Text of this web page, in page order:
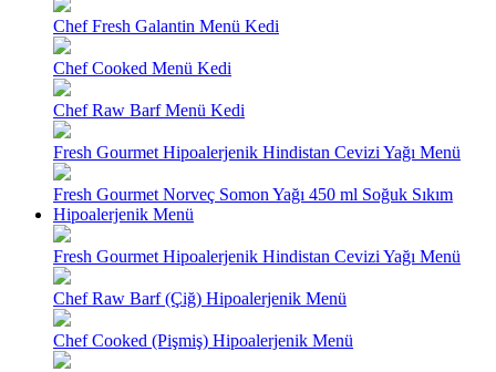
Chef Fresh Galantin Menü Kedi
Chef Cooked Menü Kedi
Chef Raw Barf Menü Kedi
Fresh Gourmet Hipoalerjenik Hindistan Cevizi Yağı Menü
Fresh Gourmet Norveç Somon Yağı 450 ml Soğuk Sıkım
Hipoalerjenik Menü
Fresh Gourmet Hipoalerjenik Hindistan Cevizi Yağı Menü
Chef Raw Barf (Çiğ) Hipoalerjenik Menü
Chef Cooked (Pişmiş) Hipoalerjenik Menü